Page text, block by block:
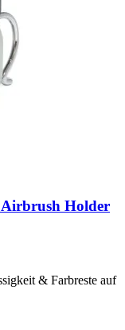
Holder
& Farbreste auf